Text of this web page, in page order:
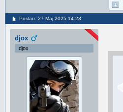
Poslao: 27 Maj 2025 14:23
djox
djox